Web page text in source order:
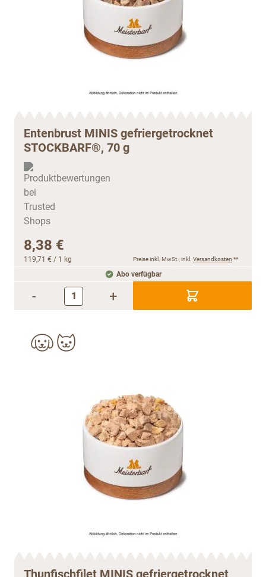
Entenbrust MINIS gefriergetrocknet
STOCKBARF®, 70 g
8,38 €
119,71 € / 1 kg Preise inkl. MwSt., inkl. Versandkosten **
Abo verfügbar
- +
Thunfischfilet MINIS gefriergetrocknet